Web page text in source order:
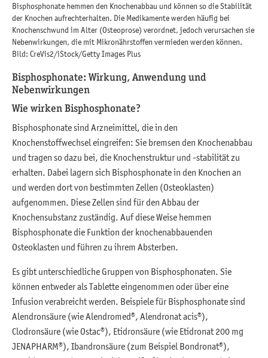
Bisphosphonate hemmen den Knochenabbau und können so die Stabilität
der Knochen aufrechterhalten. Die Medikamente werden häufig bei
Knochenschwund im Alter (Osteoprose) verordnet, jedoch verursachen sie
Nebenwirkungen, die mit Mikronährstoffen vermieden werden können.
Bild: CreVis2/iStock/Getty Images Plus
Bisphosphonate: Wirkung, Anwendung und
Nebenwirkungen
Wie wirken Bisphosphonate?
Bisphosphonate sind Arzneimittel, die in den
Knochenstoffwechsel eingreifen: Sie bremsen den Knochenabbau
und tragen so dazu bei, die Knochenstruktur und -stabilität zu
erhalten. Dabei lagern sich Bisphosphonate in den Knochen an
und werden dort von bestimmten Zellen (Osteoklasten)
aufgenommen. Diese Zellen sind für den Abbau der
Knochensubstanz zuständig. Auf diese Weise hemmen
Bisphosphonate die Funktion der knochenabbauenden
Osteoklasten und führen zu ihrem Absterben.
Es gibt unterschiedliche Gruppen von Bisphosphonaten. Sie
können entweder als Tablette eingenommen oder über eine
Infusion verabreicht werden. Beispiele für Bisphosphonate sind
Alendronsäure (wie Alendromed®, Alendronat acis®),
Clodronsäure (wie Ostac®), Etidronsäure (wie Etidronat 200 mg
JENAPHARM®), Ibandronsäure (zum Beispiel Bondronat®),